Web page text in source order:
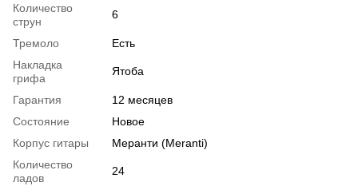
Количество
струн
6
Тремоло
Есть
Накладка
грифа
Ятоба
Гарантия
12 месяцев
Состояние
Новое
Корпус гитары
Меранти (Meranti)
Количество
ладов
24